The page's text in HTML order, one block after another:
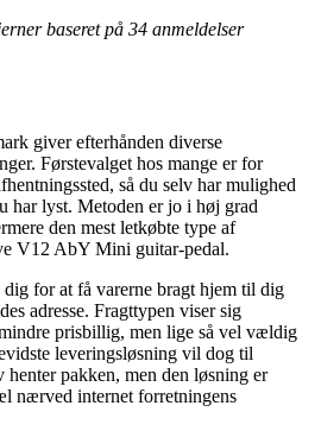
baseret på 34 anmeldelser
giver efterhånden diverse
Førstevalget hos mange er for
så du selv har mulighed
har lyst. Metoden er jo i høj grad
den mest letkøbte type af
V12 AbY Mini guitar-pedal.
for at få varerne bragt hjem til dig
adresse. Fragttypen viser sig
prisbillig, men lige så vel vældig
leveringsløsning vil dog til
pakken, men den løsning er
nærved internet forretningens